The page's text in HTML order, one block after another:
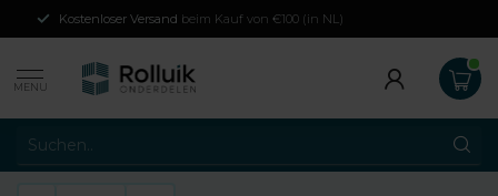
Kostenloser Versand beim Kauf von €100 (in NL)
MENU